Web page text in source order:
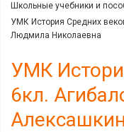
Школьные учебники и
УМК История Средних
Людмила Николаевна
УМК
6кл.